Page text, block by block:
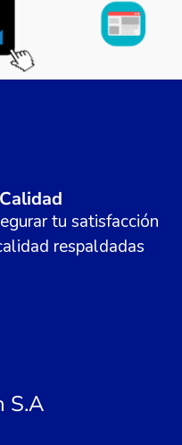
tu satisfacción
respaldadas
S.A